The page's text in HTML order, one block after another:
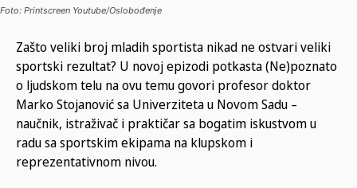
Foto: Printscreen Youtube/Oslobođenje
Zašto veliki broj mladih sportista nikad ne ostvari veliki
sportski rezultat? U novoj epizodi potkasta (Ne)poznato
o ljudskom telu na ovu temu govori profesor doktor
Marko Stojanović sa Univerziteta u Novom Sadu –
naučnik, istraživač i praktičar sa bogatim iskustvom u
radu sa sportskim ekipama na klupskom i
reprezentativnom nivou.